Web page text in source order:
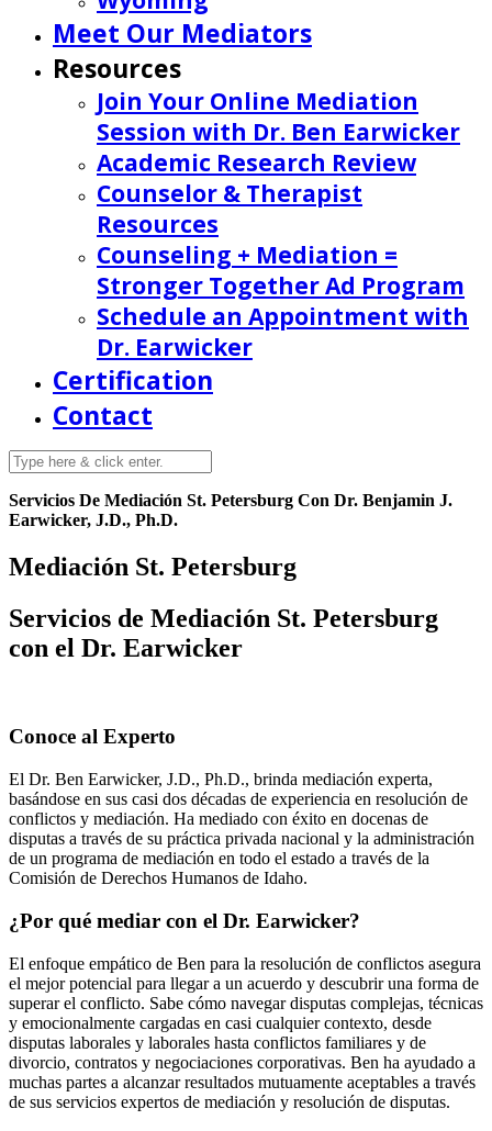
Meet Our Mediators
Resources
Join Your Online Mediation
Session with Dr. Ben Earwicker
Academic Research Review
Counselor & Therapist
Resources
Counseling + Mediation =
Stronger Together Ad Program
Schedule an Appointment with
Dr. Earwicker
Certification
Contact
Servicios De Mediación St. Petersburg Con Dr. Benjamin J.
Earwicker, J.D., Ph.D.
Mediación St. Petersburg
Servicios de Mediación St. Petersburg
con el Dr. Earwicker
Conoce al Experto
El Dr. Ben Earwicker, J.D., Ph.D., brinda mediación experta,
basándose en sus casi dos décadas de experiencia en resolución de
conflictos y mediación. Ha mediado con éxito en docenas de
disputas a través de su práctica privada nacional y la administración
de un programa de mediación en todo el estado a través de la
Comisión de Derechos Humanos de Idaho.
¿Por qué mediar con el Dr. Earwicker?
El enfoque empático de Ben para la resolución de conflictos asegura
el mejor potencial para llegar a un acuerdo y descubrir una forma de
superar el conflicto. Sabe cómo navegar disputas complejas, técnicas
y emocionalmente cargadas en casi cualquier contexto, desde
disputas laborales y laborales hasta conflictos familiares y de
divorcio, contratos y negociaciones corporativas. Ben ha ayudado a
muchas partes a alcanzar resultados mutuamente aceptables a través
de sus servicios expertos de mediación y resolución de disputas.